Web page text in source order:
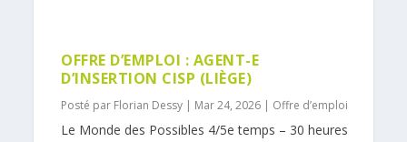
OFFRE D’EMPLOI : AGENT-E
D’INSERTION CISP (LIÈGE)
Posté par Florian Dessy | Mar 24, 2026 | Offre d’emploi
Le Monde des Possibles 4/5e temps – 30 heures